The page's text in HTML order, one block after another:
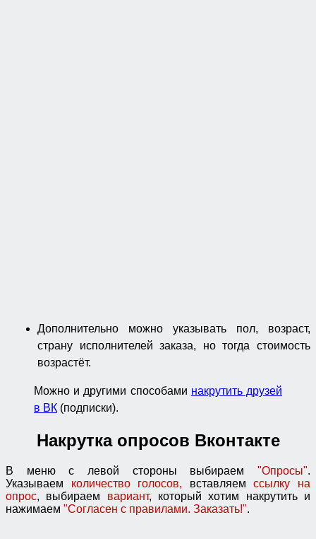
Дополнительно можно указывать пол, возраст,
страну исполнителей заказа, но тогда стоимость
возрастёт.
Можно и другими способами накрутить друзей
в ВК (подписки).
Накрутка опросов Вконтакте
В меню с левой стороны выбираем "Опросы".
Указываем количество голосов, вставляемссылку на
опрос, выбираем вариант, который хотим накрутить и
нажимаем "Согласен с правилами. Заказать!".